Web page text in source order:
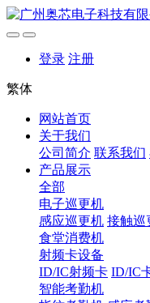
登录 注册
繁体
网站首页
关于我们
公司简介 联系我们
产品展示
全部
电子巡更机
感应巡更机 接触巡
食堂消费机
射频卡设备
ID/IC射频卡 ID/IC
智能考勤机